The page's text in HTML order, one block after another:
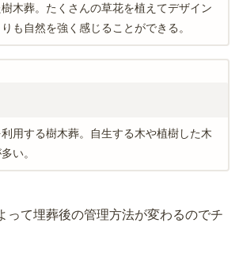
木葬。たくさんの草花を植えてデザイン
も自然を強く感じることができる。
用する樹木葬。自生する木や植樹した木
い。
って埋葬後の管理方法が変わるのでチ